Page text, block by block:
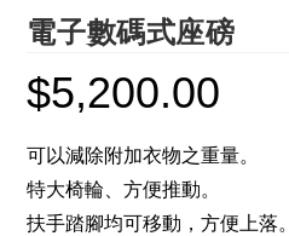
電子數碼式座磅
$5,200.00
可以減除附加衣物之重量。
特大椅輪、方便推動。
扶手踏腳均可移動，方便上落。